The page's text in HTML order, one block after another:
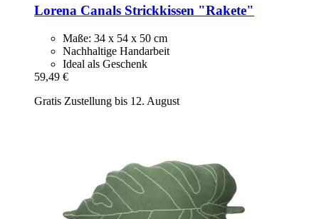
Lorena Canals Strickkissen "Rakete"
Maße: 34 x 54 x 50 cm
Nachhaltige Handarbeit
Ideal als Geschenk
59,49 €
Gratis Zustellung bis 12. August